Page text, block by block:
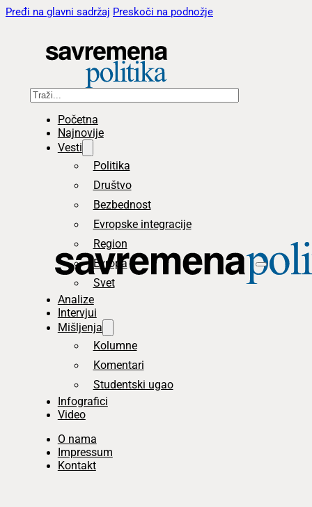
Pređi na glavni sadržaj Preskoči na podnožje
Pretraga
Početna
Najnovije
Vesti
Politika
Društvo
Bezbednost
Evropske integracije
Region
Evropa
Svet
Analize
Intervjui
Mišljenja
Kolumne
Komentari
Studentski ugao
Infografici
Video
O nama
Impressum
Kontakt